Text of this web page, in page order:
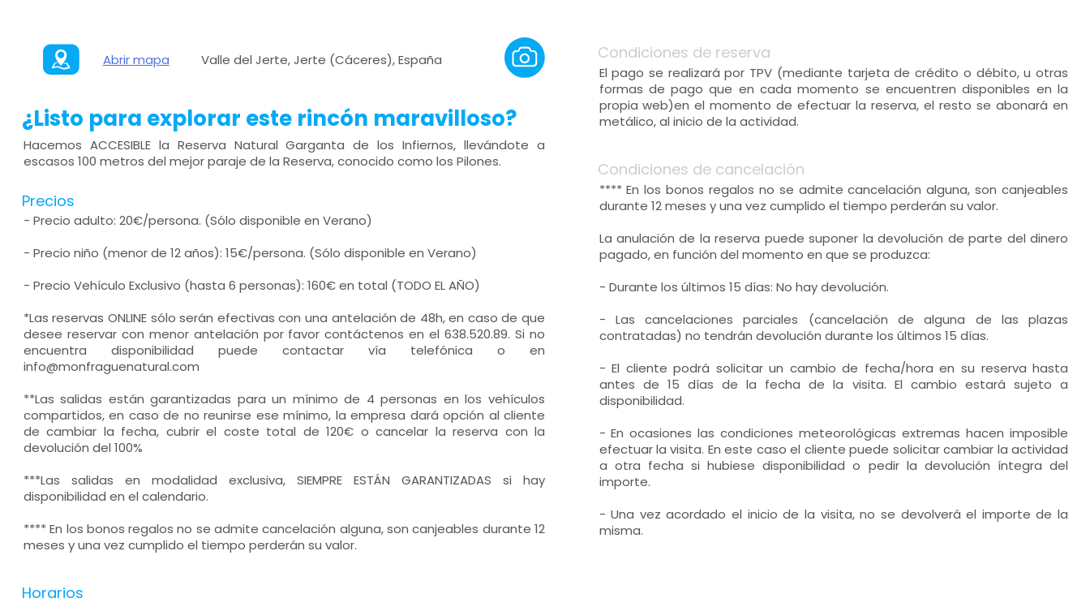
Abrir mapa Valle del Jerte, Jerte (Cáceres), España
¿Listo para explorar este rincón maravilloso?
Hacemos ACCESIBLE la Reserva Natural Garganta de los Infiernos, llevándote a
escasos 100 metros del mejor paraje de la Reserva, conocido como los Pilones.
Precios
- Precio adulto: 20€/persona. (Sólo disponible en Verano)
- Precio niño (menor de 12 años): 15€/persona. (Sólo disponible en Verano)
- Precio Vehículo Exclusivo (hasta 6 personas): 160€ en total (TODO EL AÑO)
*Las reservas ONLINE sólo serán efectivas con una antelación de 48h, en caso de que
desee reservar con menor antelación por favor contáctenos en el 638.520.89. Si no
encuentra disponibilidad puede contactar vía telefónica o en
info@monfraguenatural.com
**Las salidas están garantizadas para un mínimo de 4 personas en los vehículos
compartidos, en caso de no reunirse ese mínimo, la empresa dará opción al cliente
de cambiar la fecha, cubrir el coste total de 120€ o cancelar la reserva con la
devolución del 100%
***Las salidas en modalidad exclusiva, SIEMPRE ESTÁN GARANTIZADAS si hay
disponibilidad en el calendario.
**** En los bonos regalos no se admite cancelación alguna, son canjeables durante 12
meses y una vez cumplido el tiempo perderán su valor.
Horarios
Condiciones de reserva
El pago se realizará por TPV (mediante tarjeta de crédito o débito, u otras
formas de pago que en cada momento se encuentren disponibles en la
propia web)en el momento de efectuar la reserva, el resto se abonará en
metálico, al inicio de la actividad.
Condiciones de cancelación
**** En los bonos regalos no se admite cancelación alguna, son canjeables
durante 12 meses y una vez cumplido el tiempo perderán su valor.
La anulación de la reserva puede suponer la devolución de parte del dinero
pagado, en función del momento en que se produzca:
- Durante los últimos 15 días: No hay devolución.
- Las cancelaciones parciales (cancelación de alguna de las plazas
contratadas) no tendrán devolución durante los últimos 15 días.
- El cliente podrá solicitar un cambio de fecha/hora en su reserva hasta
antes de 15 días de la fecha de la visita. El cambio estará sujeto a
disponibilidad.
- En ocasiones las condiciones meteorológicas extremas hacen imposible
efectuar la visita. En este caso el cliente puede solicitar cambiar la actividad
a otra fecha si hubiese disponibilidad o pedir la devolución íntegra del
importe.
- Una vez acordado el inicio de la visita, no se devolverá el importe de la
misma.